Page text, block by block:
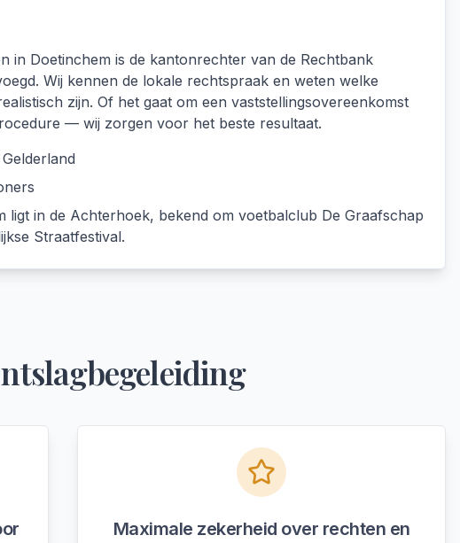
in Doetinchem is de kantonrechter van de Rechtbank
Wij kennen de lokale rechtspraak en weten welke
zijn. Of het gaat om een vaststellingsovereenkomst
— wij zorgen voor het beste resultaat.
ligt in de Achterhoek, bekend om voetbalclub De Graafschap
Straatfestival.
Maximale zekerheid over rechten en